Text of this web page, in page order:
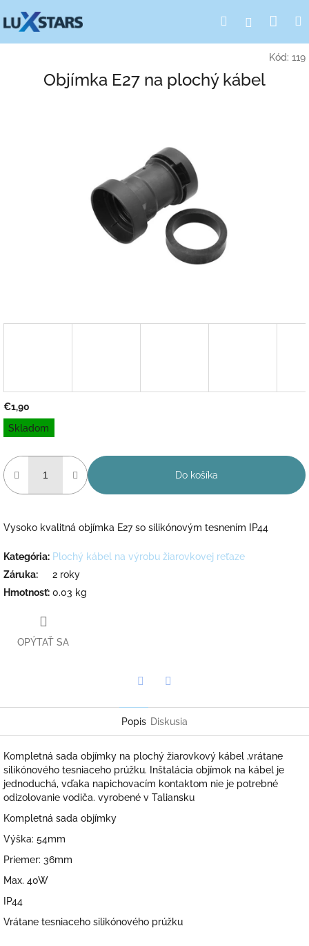
na
obsah
Hľadať
Kód: 119
Objímka E27 na plochý kábel
€1,90
Jednotková
cena:
Skladom
Do košíka
Vysoko kvalitná objímka E27 so silikónovým tesnením IP44
Kategória: Plochý kábel na výrobu žiarovkovej reťaze
Záruka:
2 roky
Hmotnosť: 0.03 kg
OPÝTAŤ SA
Popis Diskusia
Kompletná sada objímky na plochý žiarovkový kábel ,vrátane
silikónového tesniaceho prúžku. Inštalácia objímok na kábel je
jednoduchá, vďaka napichovacím kontaktom nie je potrebné
odizolovanie vodiča. vyrobené v Taliansku
Kompletná sada objímky
Výška: 54mm
Priemer: 36mm
Max. 40W
IP44
Vrátane tesniaceho silikónového prúžku